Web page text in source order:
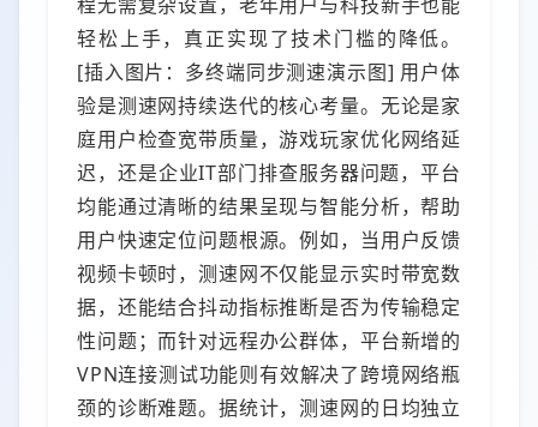
轻松上手，真正实现了技术门槛的降低。
[插入图片：多终端同步测速演示图] 用户体
验是测速网持续迭代的核心考量。无论是家
庭用户检查宽带质量，游戏玩家优化网络延
迟，还是企业IT部门排查服务器问题，平台
均能通过清晰的结果呈现与智能分析，帮助
用户快速定位问题根源。例如，当用户反馈
视频卡顿时，测速网不仅能显示实时带宽数
据，还能结合抖动指标推断是否为传输稳定
性问题；而针对远程办公群体，平台新增的
VPN连接测试功能则有效解决了跨境网络瓶
颈的诊断难题。据统计，测速网的日均独立